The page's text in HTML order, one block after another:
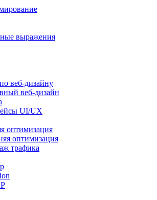
выражения
веб-дизайну
веб-дизайн
UI/UX
оптимизация
оптимизация
трафика